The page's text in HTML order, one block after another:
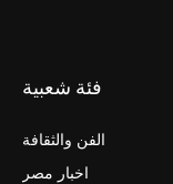
فئة شعبية
الفن والثقافة
اخبار مصر